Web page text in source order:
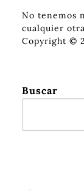
No tenemos
cualquier
Copyright ©
Buscar